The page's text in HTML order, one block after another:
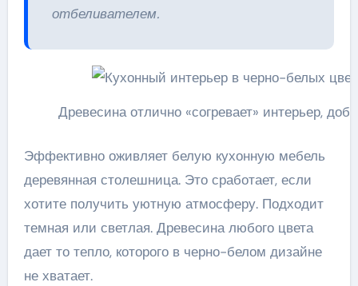
отбеливателем.
Древесина отлично «согревает» интерьер,
Эффективно оживляет белую кухонную мебель
деревянная столешница. Это сработает, если
хотите получить уютную атмосферу. Подходит
темная или светлая. Древесина любого цвета
дает то тепло, которого в черно-белом дизайне
не хватает.